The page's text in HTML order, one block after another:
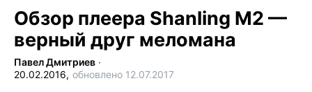
Обзор плеера Shanling M2 —
верный друг меломана
Павел Дмитриев ∙
20.02.2016, обновлено 12.07.2017